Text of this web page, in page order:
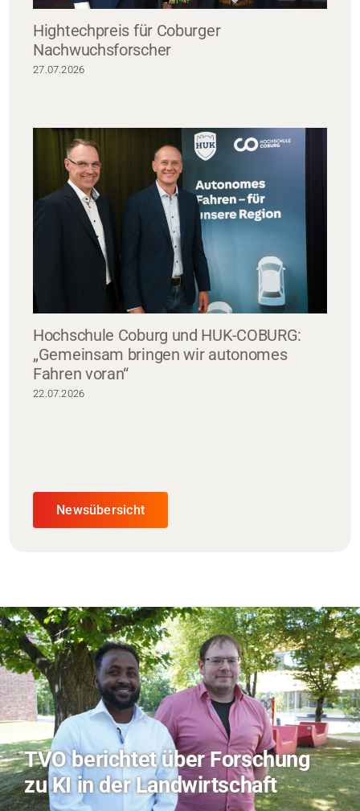
Hightechpreis für Coburger
Nachwuchsforscher
27.07.2026
Hochschule Coburg und HUK-COBURG:
„Gemeinsam bringen wir autonomes
Fahren voran“
22.07.2026
Newsübersicht
Hitze-Aktionstag: Hochschule
Coburg im Radio Bamberg